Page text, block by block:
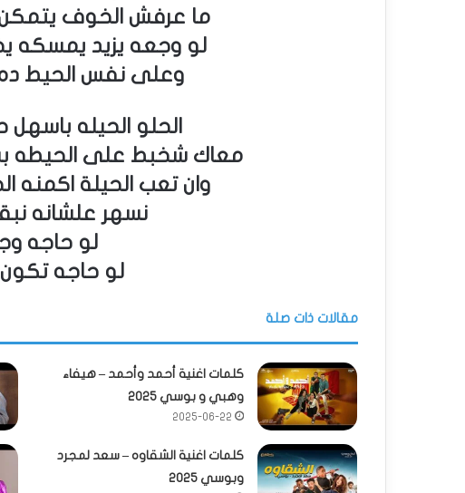
ما عرفش الخوف
لو وجعه يزيد يمسكه
وعلى نفس الحيط
الحلو الحيله
معاك شخبط على الحيطه
وان تعب الحيلة اكمنه
نسهر علشانه
لو حاجه
لو حاجه
مقالات ذات صلة
كلمات اغنية أحمد وأحمد – هيفاء
وهبي و بوسي 2025
2025-06-22
كلمات اغنية الشقاوه – سعد لمجرد
وبوسي 2025